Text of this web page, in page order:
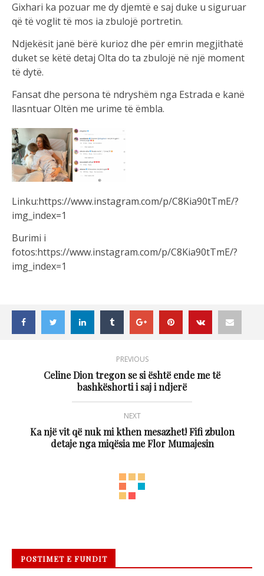
Gixhari ka pozuar me dy djemtë e saj duke u siguruar
që të voglit të mos ia zbulojë portretin.
Ndjekësit janë bërë kurioz dhe për emrin megjithatë
duket se këtë detaj Olta do ta zbulojë në një moment
të dytë.
Fansat dhe persona të ndryshëm nga Estrada e kanë
llasntuar Oltën me urime të ëmbla.
Linku:https://www.instagram.com/p/C8Kia90tTmE/?
img_index=1
Burimi i
fotos:https://www.instagram.com/p/C8Kia90tTmE/?
img_index=1
PREVIOUS
Celine Dion tregon se si është ende me të
bashkëshorti i saj i ndjerë
NEXT
Ka një vit që nuk mi kthen mesazhet! Fifi zbulon
detaje nga miqësia me Flor Mumajesin
POSTIMET E FUNDIT